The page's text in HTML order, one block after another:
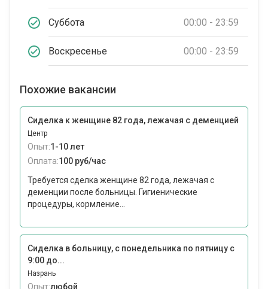
Суббота 00:00 - 23:59
Воскресенье 00:00 - 23:59
Похожие вакансии
Сиделка к женщине 82 года, лежачая с деменцией
Центр
Опыт:1-10 лет
Оплата:100 руб/час
Требуется сделка женщине 82 года, лежачая с
деменции после больницы. Гигиенические
процедуры, кормление...
Сиделка в больницу, с понедельника по пятницу с
9:00 до...
Назрань
Опыт:любой